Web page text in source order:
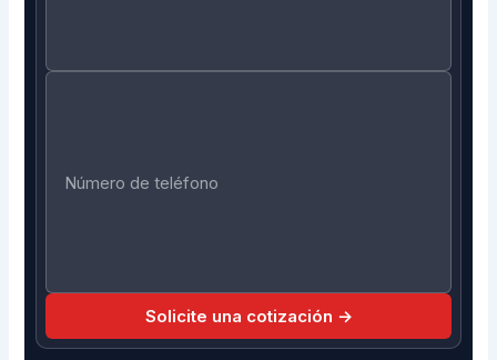
Solicite una cotización →